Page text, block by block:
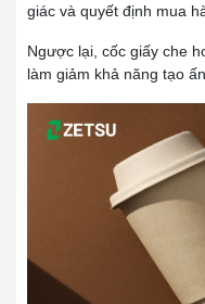
giác và quyết định mua
Ngược lại, cốc giấy che
làm giảm khả năng tạo